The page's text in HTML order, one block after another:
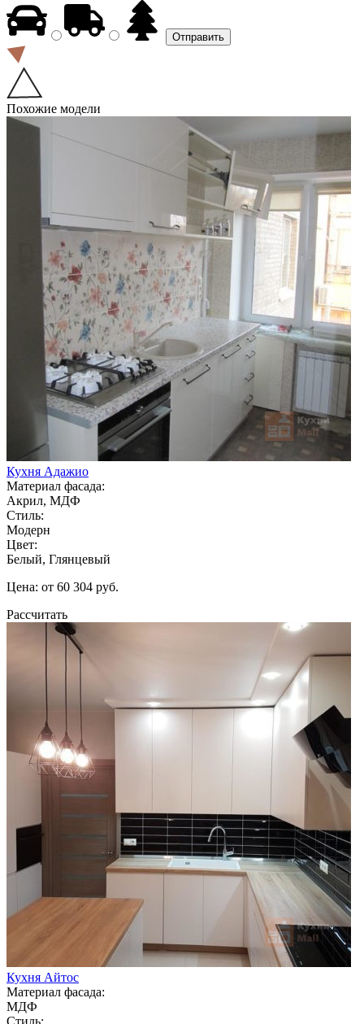
Похожие модели
Кухня Адажио
Материал фасада:
Акрил, МДФ
Стиль:
Модерн
Цвет:
Белый, Глянцевый
Цена: от 60 304 руб.
Рассчитать
Кухня Айтос
Материал фасада:
МДФ
Стиль: